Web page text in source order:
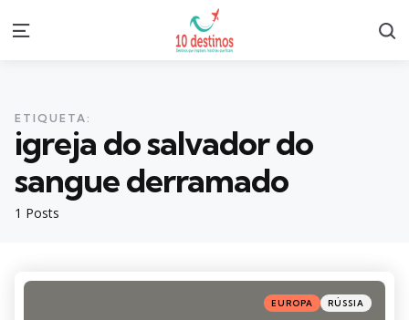
Menu
1 Posts
ETIQUETA:
igreja do salvador do
sangue derramado
Categories
Posted
in
EUROPA RÚSSIA